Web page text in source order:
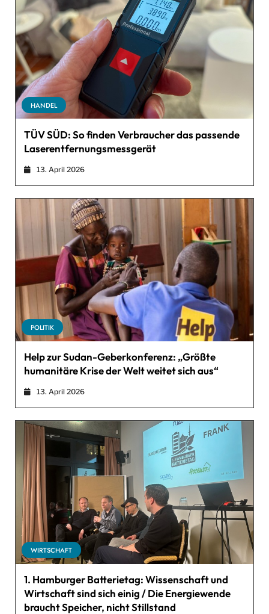
HANDEL
TÜV SÜD: So finden Verbraucher das passende
Laserentfernungsmessgerät
13. April 2026
POLITIK
Help zur Sudan-Geberkonferenz: „Größte
humanitäre Krise der Welt weitet sich aus“
13. April 2026
WIRTSCHAFT
1. Hamburger Batterietag: Wissenschaft und
Wirtschaft sind sich einig / Die Energiewende
braucht Speicher, nicht Stillstand